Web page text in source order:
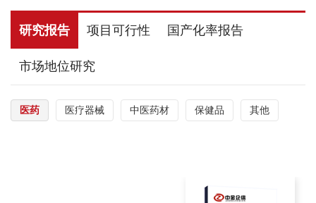
研究报告 项目可行性 国产化率报告
市场地位研究
医药 医疗器械 中医药材 保健品 其他